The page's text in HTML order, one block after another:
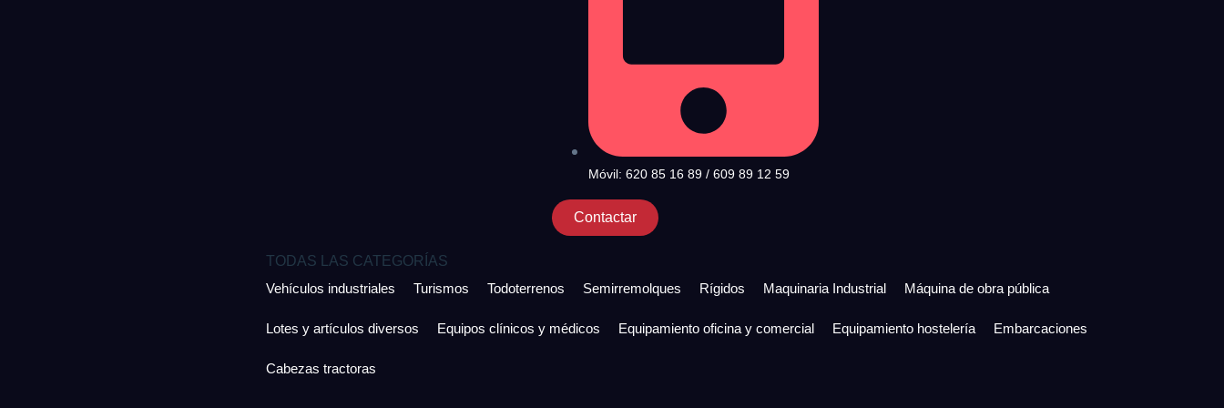
Móvil: 620 85 16 89 / 609 89 12 59
Contactar
TODAS LAS CATEGORÍAS
Vehículos industriales
Turismos Todoterrenos Semirremolques Rígidos Maquinaria Industrial Máquina de obra pública
Lotes y artículos diversos Equipos clínicos y médicos Equipamiento oficina y comercial Equipamiento hostelería Embarcaciones
Cabezas tractoras